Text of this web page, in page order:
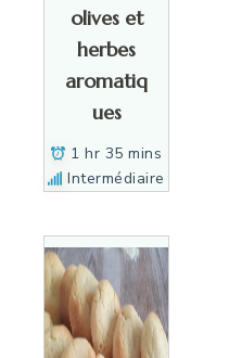
olives et
herbes
aromatiq
ues
1 hr 35 mins
Intermédiaire